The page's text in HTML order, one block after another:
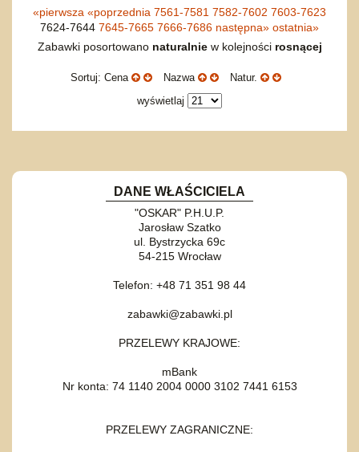
«pierwsza «poprzednia 7561-7581 7582-7602 7603-7623
7624-7644 7645-7665 7666-7686 następna» ostatnia»
Zabawki posortowano naturalniew kolejności rosnącej
Sortuj: Cena Nazwa
Natur.
wyświetlaj
DANE WŁAŚCICIELA
"OSKAR" P.H.U.P.
Jarosław Szatko
ul. Bystrzycka 69c
54-215 Wrocław
Telefon: +48 71 351 98 44
zabawki@zabawki.pl
PRZELEWY KRAJOWE:
mBank
Nr konta: 74 1140 2004 0000 3102 7441 6153
PRZELEWY ZAGRANICZNE: